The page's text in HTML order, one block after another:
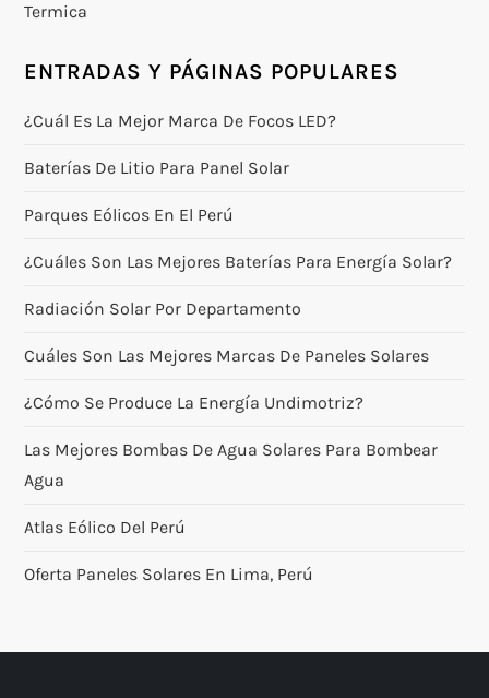
Termica
ENTRADAS Y PÁGINAS POPULARES
¿Cuál Es La Mejor Marca De Focos LED?
Baterías De Litio Para Panel Solar
Parques Eólicos En El Perú
¿Cuáles Son Las Mejores Baterías Para Energía Solar?
Radiación Solar Por Departamento
Cuáles Son Las Mejores Marcas De Paneles Solares
¿Cómo Se Produce La Energía Undimotriz?
Las Mejores Bombas De Agua Solares Para Bombear
Agua
Atlas Eólico Del Perú
Oferta Paneles Solares En Lima, Perú